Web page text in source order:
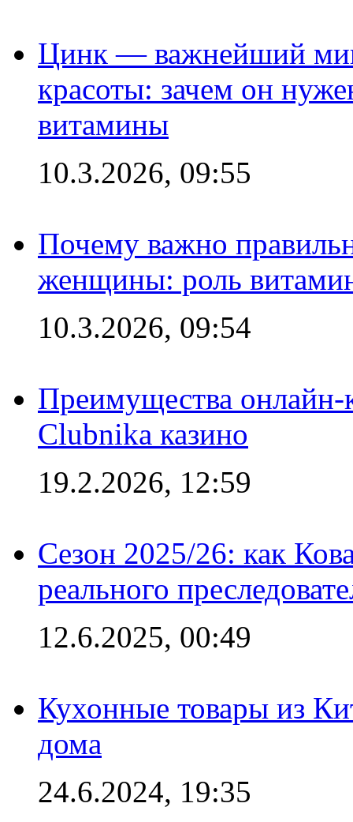
Цинк — важнейший
красоты: зачем он
витамины
10.3.2026, 09:55
Почему важно
женщины: роль
10.3.2026, 09:54
Преимущества онлайн-
Clubnika казино
19.2.2026, 12:59
Сезон 2025/26: как
реального
12.6.2025, 00:49
Кухонные товары из
дома
24.6.2024, 19:35